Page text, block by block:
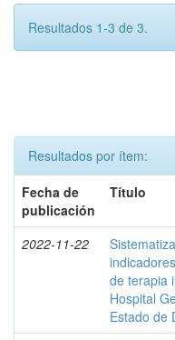
Resultados 1-3 de 3.
Resultados por ítem:
Fecha de
publicación
Título
2022-11-22
de terapia
Hospital
Estado de